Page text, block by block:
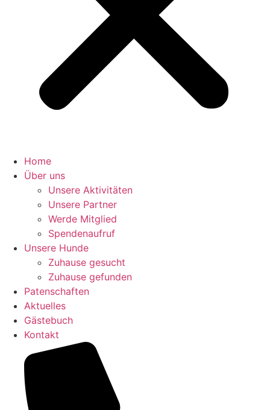
Home
Über uns
Unsere Aktivitäten
Unsere Partner
Werde Mitglied
Spendenaufruf
Unsere Hunde
Zuhause gesucht
Zuhause gefunden
Patenschaften
Aktuelles
Gästebuch
Kontakt